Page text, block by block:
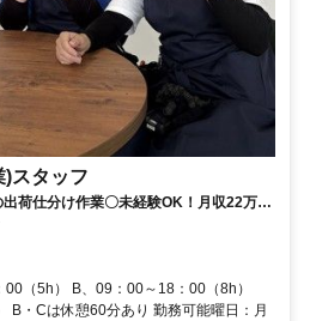
)スタッフ
出荷仕分け作業〇未経験OK！月収22万以
（5h） B、09：00～18：00（8h）
B・Cは休憩60分あり 勤務可能曜日：月